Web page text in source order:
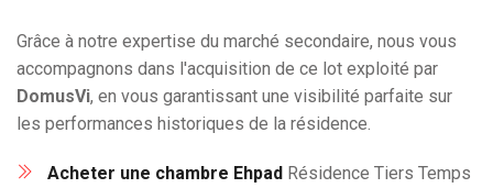
Grâce à notre expertise du marché secondaire, nous vous
accompagnons dans l'acquisition de ce lot exploité par
DomusVi, en vous garantissant une visibilité parfaite sur
les performances historiques de la résidence.
Acheter une chambre Ehpad Résidence Tiers Temps